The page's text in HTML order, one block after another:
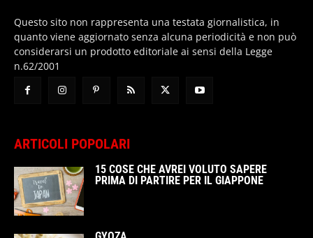
Questo sito non rappresenta una testata giornalistica, in
quanto viene aggiornato senza alcuna periodicità e non può
considerarsi un prodotto editoriale ai sensi della Legge
n.62/2001
ARTICOLI POPOLARI
15 COSE CHE AVREI VOLUTO SAPERE
PRIMA DI PARTIRE PER IL GIAPPONE